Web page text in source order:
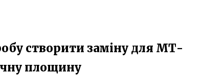
створити заміну для МТ-
площину